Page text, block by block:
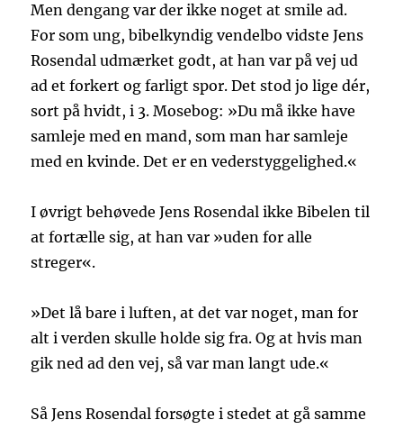
Men dengang var der ikke noget at smile ad.
For som ung, bibelkyndig vendelbo vidste Jens
Rosendal udmærket godt, at han var på vej ud
ad et forkert og farligt spor. Det stod jo lige dér,
sort på hvidt, i 3. Mosebog: »Du må ikke have
samleje med en mand, som man har samleje
med en kvinde. Det er en vederstyggelighed.«
I øvrigt behøvede Jens Rosendal ikke Bibelen til
at fortælle sig, at han var »uden for alle
streger«.
»Det lå bare i luften, at det var noget, man for
alt i verden skulle holde sig fra. Og at hvis man
gik ned ad den vej, så var man langt ude.«
Så Jens Rosendal forsøgte i stedet at gå samme